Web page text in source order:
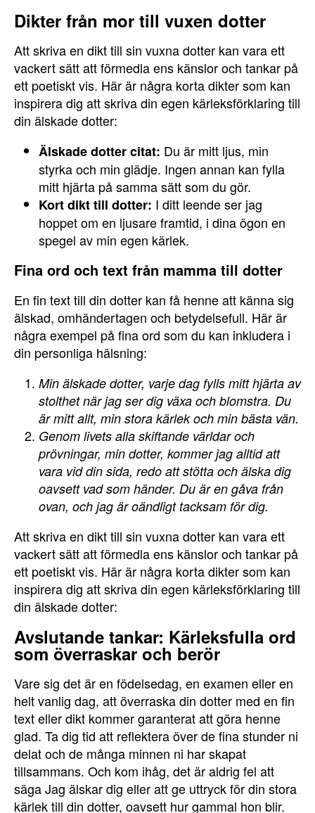
Dikter från mor till vuxen dotter
Att skriva en dikt till sin vuxna dotter kan vara ett
vackert sätt att förmedla ens känslor och tankar på
ett poetiskt vis. Här är några korta dikter som kan
inspirera dig att skriva din egen kärleksförklaring till
din älskade dotter:
Älskade dotter citat: Du är mitt ljus, min
styrka och min glädje. Ingen annan kan fylla
mitt hjärta på samma sätt som du gör.
Kort dikt till dotter: I ditt leende ser jag
hoppet om en ljusare framtid, i dina ögon en
spegel av min egen kärlek.
Fina ord och text från mamma till dotter
En fin text till din dotter kan få henne att känna sig
älskad, omhändertagen och betydelsefull. Här är
några exempel på fina ord som du kan inkludera i
din personliga hälsning:
Min älskade dotter, varje dag fylls mitt hjärta av
stolthet när jag ser dig växa och blomstra. Du
är mitt allt, min stora kärlek och min bästa vän.
Genom livets alla skiftande världar och
prövningar, min dotter, kommer jag alltid att
vara vid din sida, redo att stötta och älska dig
oavsett vad som händer. Du är en gåva från
ovan, och jag är oändligt tacksam för dig.
Att skriva en dikt till sin vuxna dotter kan vara ett
vackert sätt att förmedla ens känslor och tankar på
ett poetiskt vis. Här är några korta dikter som kan
inspirera dig att skriva din egen kärleksförklaring till
din älskade dotter:
Avslutande tankar: Kärleksfulla ord
som överraskar och berör
Vare sig det är en födelsedag, en examen eller en
helt vanlig dag, att överraska din dotter med en fin
text eller dikt kommer garanterat att göra henne
glad. Ta dig tid att reflektera över de fina stunder ni
delat och de många minnen ni har skapat
tillsammans. Och kom ihåg, det är aldrig fel att
säga Jag älskar dig eller att ge uttryck för din stora
kärlek till din dotter, oavsett hur gammal hon blir.